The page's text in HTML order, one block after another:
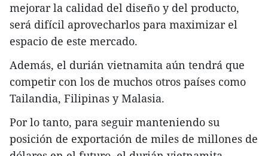
mejorar la calidad del diseño y del producto,
será difícil aprovecharlos para maximizar el
espacio de este mercado.
Además, el durián vietnamita aún tendrá que
competir con los de muchos otros países como
Tailandia, Filipinas y Malasia.
Por lo tanto, para seguir manteniendo su
posición de exportación de miles de millones de